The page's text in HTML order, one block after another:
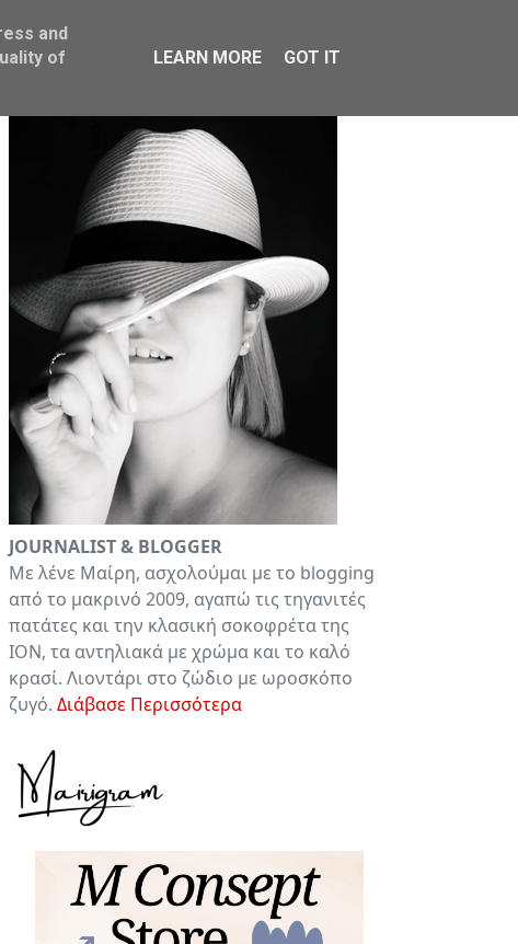
JOURNALIST & BLOGGER
Με λένε Μαίρη, ασχολούμαι με το blogging
από το μακρινό 2009, αγαπώ τις τηγανιτές
πατάτες και την κλασική σοκοφρέτα της
ΙΟΝ, τα αντηλιακά με χρώμα και το καλό
κρασί. Λιοντάρι στο ζώδιο με ωροσκόπο
ζυγό. Διάβασε Περισσότερα
and
of
LEARN MORE GOT IT